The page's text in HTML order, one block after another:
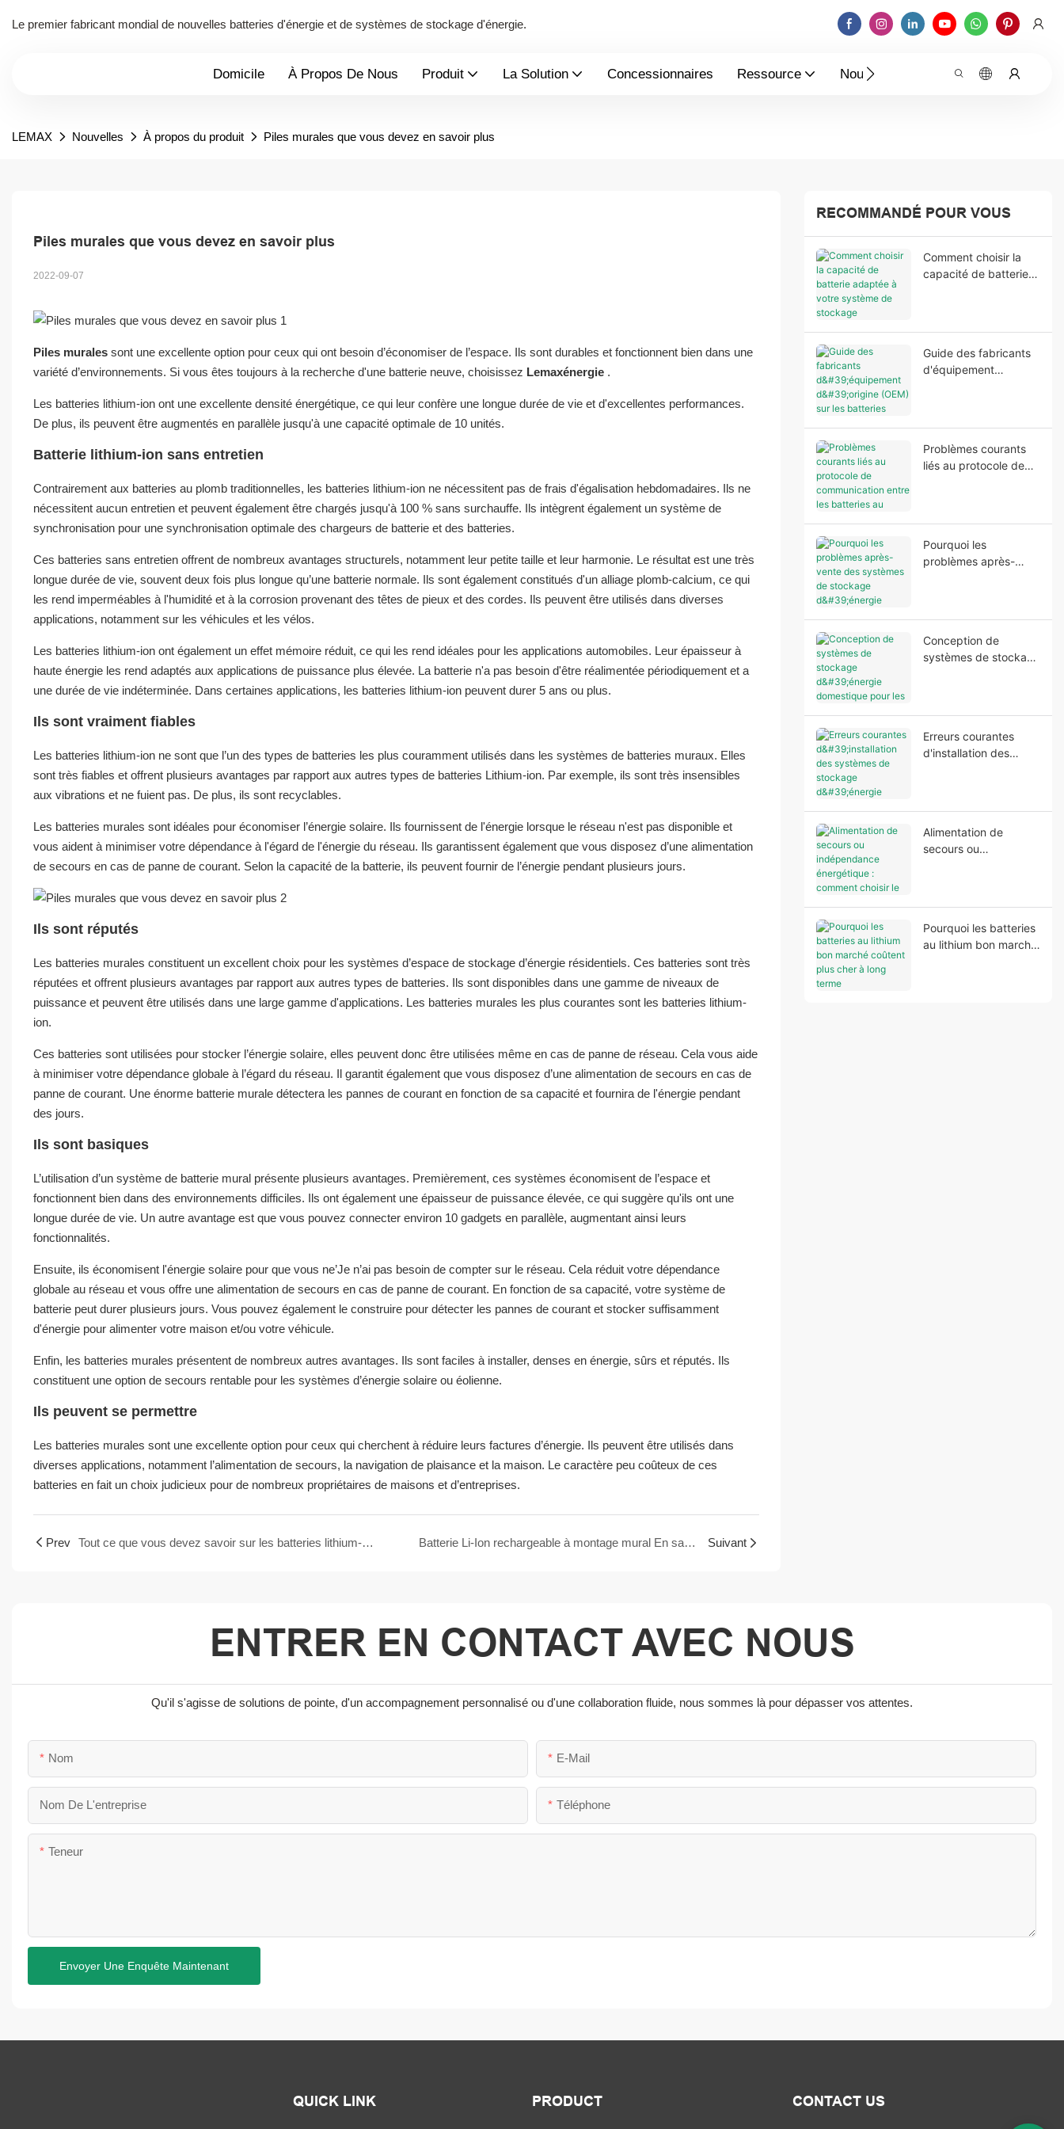
Le premier fabricant mondial de nouvelles batteries d'énergie et de systèmes de stockage d'énergie.
Domicile À Propos De Nous Produit La Solution Concessionnaires Ressource Nouvelles Contactez-Nous
LEMAX Nouvelles À propos du produit Piles murales que vous devez en savoir plus
Piles murales que vous devez en savoir plus
2022-09-07
Piles murales sont une excellente option pour ceux qui ont besoin d’économiser de l’espace. Ils sont durables et fonctionnent bien dans une
variété d’environnements. Si vous êtes toujours à la recherche d'une batterie neuve, choisissez Lemaxénergie .
Les batteries lithium-ion ont une excellente densité énergétique, ce qui leur confère une longue durée de vie et d'excellentes performances.
De plus, ils peuvent être augmentés en parallèle jusqu'à une capacité optimale de 10 unités.
Batterie lithium-ion sans entretien
Contrairement aux batteries au plomb traditionnelles, les batteries lithium-ion ne nécessitent pas de frais d'égalisation hebdomadaires. Ils ne
nécessitent aucun entretien et peuvent également être chargés jusqu'à 100 % sans surchauffe. Ils intègrent également un système de
synchronisation pour une synchronisation optimale des chargeurs de batterie et des batteries.
Ces batteries sans entretien offrent de nombreux avantages structurels, notamment leur petite taille et leur harmonie. Le résultat est une très
longue durée de vie, souvent deux fois plus longue qu’une batterie normale. Ils sont également constitués d'un alliage plomb-calcium, ce qui
les rend imperméables à l'humidité et à la corrosion provenant des têtes de pieux et des cordes. Ils peuvent être utilisés dans diverses
applications, notamment sur les véhicules et les vélos.
Les batteries lithium-ion ont également un effet mémoire réduit, ce qui les rend idéales pour les applications automobiles. Leur épaisseur à
haute énergie les rend adaptés aux applications de puissance plus élevée. La batterie n'a pas besoin d'être réalimentée périodiquement et a
une durée de vie indéterminée. Dans certaines applications, les batteries lithium-ion peuvent durer 5 ans ou plus.
Ils sont vraiment fiables
Les batteries lithium-ion ne sont que l’un des types de batteries les plus couramment utilisés dans les systèmes de batteries muraux. Elles
sont très fiables et offrent plusieurs avantages par rapport aux autres types de batteries Lithium-ion. Par exemple, ils sont très insensibles
aux vibrations et ne fuient pas. De plus, ils sont recyclables.
Les batteries murales sont idéales pour économiser l’énergie solaire. Ils fournissent de l'énergie lorsque le réseau n'est pas disponible et
vous aident à minimiser votre dépendance à l'égard de l'énergie du réseau. Ils garantissent également que vous disposez d’une alimentation
de secours en cas de panne de courant. Selon la capacité de la batterie, ils peuvent fournir de l’énergie pendant plusieurs jours.
Ils sont réputés
Les batteries murales constituent un excellent choix pour les systèmes d’espace de stockage d’énergie résidentiels. Ces batteries sont très
réputées et offrent plusieurs avantages par rapport aux autres types de batteries. Ils sont disponibles dans une gamme de niveaux de
puissance et peuvent être utilisés dans une large gamme d'applications. Les batteries murales les plus courantes sont les batteries lithium-
ion.
Ces batteries sont utilisées pour stocker l’énergie solaire, elles peuvent donc être utilisées même en cas de panne de réseau. Cela vous aide
à minimiser votre dépendance globale à l’égard du réseau. Il garantit également que vous disposez d’une alimentation de secours en cas de
panne de courant. Une énorme batterie murale détectera les pannes de courant en fonction de sa capacité et fournira de l'énergie pendant
des jours.
Ils sont basiques
L’utilisation d’un système de batterie mural présente plusieurs avantages. Premièrement, ces systèmes économisent de l’espace et
fonctionnent bien dans des environnements difficiles. Ils ont également une épaisseur de puissance élevée, ce qui suggère qu'ils ont une
longue durée de vie. Un autre avantage est que vous pouvez connecter environ 10 gadgets en parallèle, augmentant ainsi leurs
fonctionnalités.
Ensuite, ils économisent l'énergie solaire pour que vous ne’Je n’ai pas besoin de compter sur le réseau. Cela réduit votre dépendance
globale au réseau et vous offre une alimentation de secours en cas de panne de courant. En fonction de sa capacité, votre système de
batterie peut durer plusieurs jours. Vous pouvez également le construire pour détecter les pannes de courant et stocker suffisamment
d'énergie pour alimenter votre maison et/ou votre véhicule.
Enfin, les batteries murales présentent de nombreux autres avantages. Ils sont faciles à installer, denses en énergie, sûrs et réputés. Ils
constituent une option de secours rentable pour les systèmes d’énergie solaire ou éolienne.
Ils peuvent se permettre
Les batteries murales sont une excellente option pour ceux qui cherchent à réduire leurs factures d’énergie. Ils peuvent être utilisés dans
diverses applications, notamment l’alimentation de secours, la navigation de plaisance et la maison. Le caractère peu coûteux de ces
batteries en fait un choix judicieux pour de nombreux propriétaires de maisons et d’entreprises.
Prev Tout ce que vous devez savoir sur les batteries lithium-ion !!! Batterie Li-Ion rechargeable à montage mural En savoir plus Suivant
RECOMMANDÉ POUR VOUS
Comment choisir la
capacité de batterie
Guide des fabricants
d'équipement
besoin avant le
lancement de la
Problèmes courants
liés au protocole de
Pourquoi les
problèmes après-
avant l'installation
Conception de
systèmes de stockage
Erreurs courantes
d'installation des
sécurité du système
Alimentation de
secours ou
stockage d’énergie
domestique
Pourquoi les batteries
au lithium bon marché
ENTRER EN CONTACT AVEC NOUS
Qu'il s'agisse de solutions de pointe, d'un accompagnement personnalisé ou d'une collaboration fluide, nous sommes là pour dépasser vos attentes.
Nom E-Mail
Nom De L'entreprise Téléphone
Teneur
Envoyer Une Enquête Maintenant
QUICK LINK PRODUCT CONTACT US